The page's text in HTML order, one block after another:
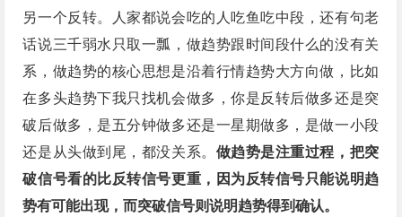
另一个反转。人家都说会吃的人吃鱼吃中段，还有句老
话说三千弱水只取一瓢，做趋势跟时间段什么的没有关
系，做趋势的核心思想是沿着行情趋势大方向做，比如
在多头趋势下我只找机会做多，你是反转后做多还是突
破后做多，是五分钟做多还是一星期做多，是做一小段
还是从头做到尾，都没关系。 做趋势是注重过程，把突
破信号看的比反转信号更重，因为反转信号只能说明趋
势有可能出现，而突破信号则说明趋势得到确认。